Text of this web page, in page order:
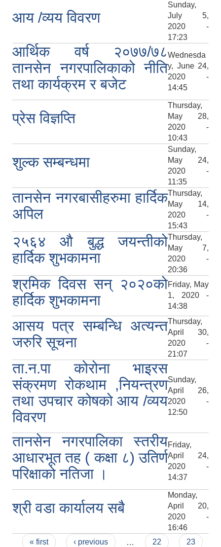
आय /व्यय विवरण
Sunday,
July 5,
2020 -
17:23
आर्थिक वर्ष २०७७/७८
तानसेन नगरपालिकाको नीति
तथा कार्यक्रम र बजेट
Wednesda
y, June 24,
2020 -
14:45
प्रेस विज्ञप्ति
Thursday,
May 28,
2020 -
10:43
शुल्क सम्बन्धमा
Sunday,
May 24,
2020 -
11:35
तानसेन नगरबासीहरुमा हार्दिक
अपिल
Thursday,
May 14,
2020 -
15:43
२५६४ औ बुद्ध जयन्तीको
हार्दिक शुभकामना
Thursday,
May 7,
2020 -
20:36
श्रमिक दिवस सन् २०२०को
हार्दिक शुभकामना
Friday, May
1, 2020 -
14:38
आसय पत्र सम्बन्धि अत्यन्त
जरुरि सूचना
Thursday,
April 30,
2020 -
21:07
ता.न.पा कोरोना भाइरस
संक्रमण रोकथाम ,नियन्त्रण
तथा उपचार कोषको आय /व्यय
विवरण
Sunday,
April 26,
2020 -
12:50
तानसेन नगरपालिका स्तरीय
आधारभूत तह ( कक्षा ८) उतिर्ण
परिक्षाको नतिजा ।
Friday,
April 24,
2020 -
14:37
श्री वडा कार्यालय सबै
Monday,
April 20,
2020 -
16:46
Pages
« first ‹ previous 22 23